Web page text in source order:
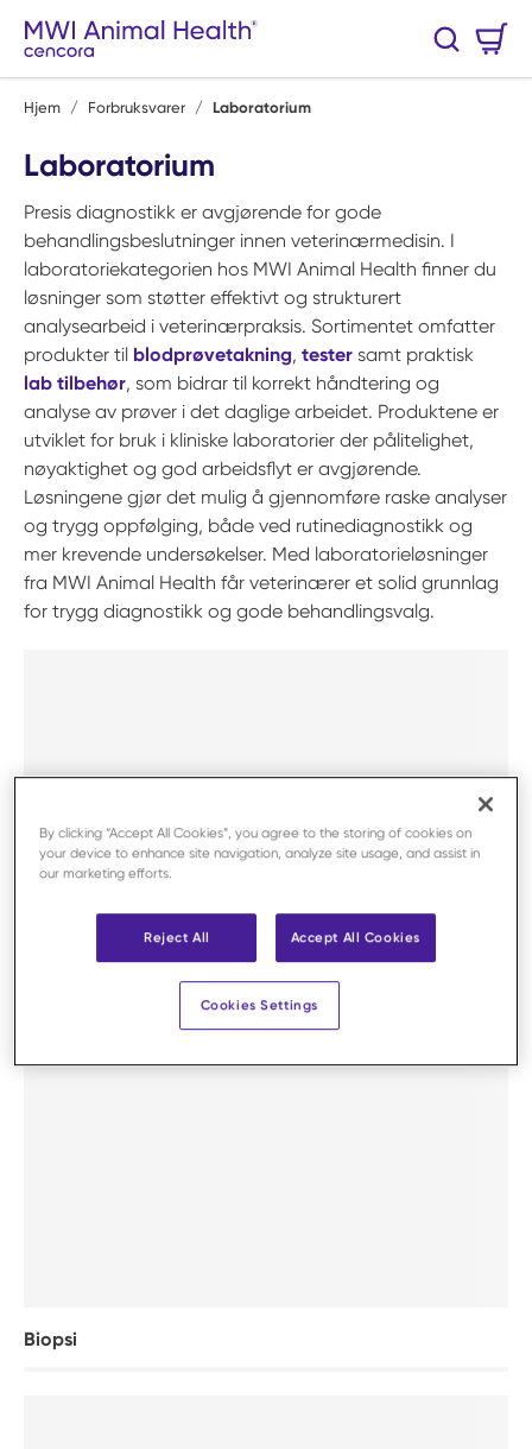
Hopp til hovedinnhold
Søk
Hjem / Forbruksvarer / Laboratorium
Laboratorium
Presis diagnostikk er avgjørende for gode
behandlingsbeslutninger innen veterinærmedisin. I
laboratoriekategorien hos MWI Animal Health finner du
løsninger som støtter effektivt og strukturert
analysearbeid i veterinærpraksis. Sortimentet omfatter
produkter til blodprøvetakning, tester samt praktisk
lab tilbehør, som bidrar til korrekt håndtering og
analyse av prøver i det daglige arbeidet. Produktene er
utviklet for bruk i kliniske laboratorier der pålitelighet,
nøyaktighet og god arbeidsflyt er avgjørende.
Løsningene gjør det mulig å gjennomføre raske analyser
og trygg oppfølging, både ved rutinediagnostikk og
mer krevende undersøkelser. Med laboratorieløsninger
fra MWI Animal Health får veterinærer et solid grunnlag
for trygg diagnostikk og gode behandlingsvalg.
Lab tilbehør
Biopsi
By clicking “Accept All Cookies”, you agree to the storing of cookies on
your device to enhance site navigation, analyze site usage, and assist in
our marketing efforts.
Reject All Accept All Cookies
Cookies Settings